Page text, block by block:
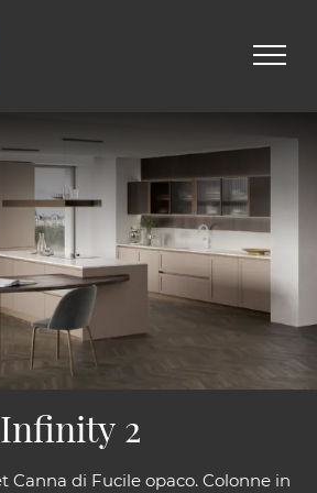
Canna di Fucile opaco. Colonne in
Infinity 2